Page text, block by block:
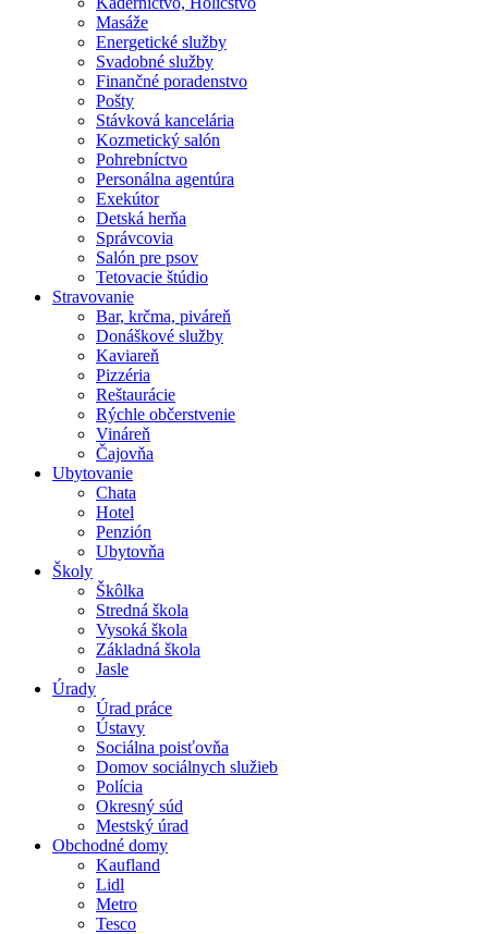
Masáže
Energetické služby
Svadobné služby
Finančné poradenstvo
Pošty
Stávková kancelária
Kozmetický salón
Pohrebníctvo
Personálna agentúra
Exekútor
Detská herňa
Správcovia
Salón pre psov
Tetovacie štúdio
Stravovanie
Bar, krčma, piváreň
Donáškové služby
Kaviareň
Pizzéria
Reštaurácie
Rýchle občerstvenie
Vináreň
Čajovňa
Ubytovanie
Chata
Hotel
Penzión
Ubytovňa
Školy
Škôlka
Stredná škola
Vysoká škola
Základná škola
Jasle
Úrady
Úrad práce
Ústavy
Sociálna poisťovňa
Domov sociálnych služieb
Polícia
Okresný súd
Mestský úrad
Obchodné domy
Kaufland
Lidl
Metro
Tesco